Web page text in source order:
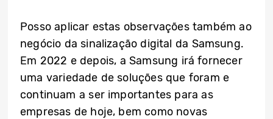
Posso aplicar estas observações também ao
negócio da sinalização digital da Samsung.
Em 2022 e depois, a Samsung irá fornecer
uma variedade de soluções que foram e
continuam a ser importantes para as
empresas de hoje, bem como novas